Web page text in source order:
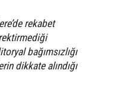
rekabet
bağımsızlığı
dikkate alındığı